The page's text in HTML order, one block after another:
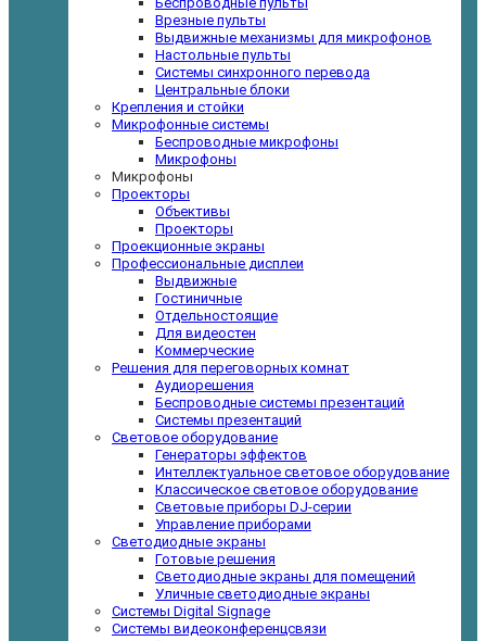
Врезные пульты
Выдвижные механизмы для микрофонов
Настольные пульты
Системы синхронного перевода
Центральные блоки
Крепления и стойки
Микрофонные системы
Беспроводные микрофоны
Микрофоны
Микрофоны
Проекторы
Объективы
Проекторы
Проекционные экраны
Профессиональные дисплеи
Выдвижные
Гостиничные
Отдельностоящие
Для видеостен
Коммерческие
Решения для переговорных комнат
Аудиорешения
Беспроводные системы презентаций
Системы презентаций
Световое оборудование
Генераторы эффектов
Интеллектуальное световое оборудование
Классическое световое оборудование
Световые приборы DJ-серии
Управление приборами
Светодиодные экраны
Готовые решения
Светодиодные экраны для помещений
Уличные светодиодные экраны
Системы Digital Signage
Системы видеоконференцсвязи